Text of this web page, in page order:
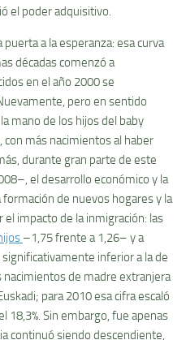
el poder adquisitivo.
a la esperanza: esa curva
décadas comenzó a
en el año 2000 se
pero en sentido
mano de los hijos del baby
con más nacimientos al haber
durante gran parte de este
el desarrollo económico y la
de nuevos hogares y la
impacto de la inmigración: las
–1,75 frente a 1,26– y a
inferior a la de
nacimientos de madre extranjera
para 2010 esa cifra escaló
18,3%. Sin embargo, fue apenas
continuó siendo descendiente,